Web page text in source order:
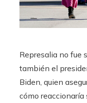
Represalia no fue
también el
Biden, quien
cómo